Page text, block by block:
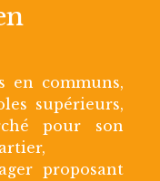
en communs,
supérieurs,
pour son
proposant